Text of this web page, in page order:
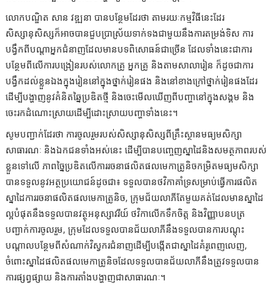
លោកបណ្ឌិត សាន វឌ្ឍនា បានបន្ថែមដែរថា តាមរយៈកម្មវិធីនេះដែរ
សិស្សានុសិស្សក៏អាចបានជួបប្រាស្រ័យទាក់ទងជាមួយនឹងការតម្រង់ទិស ការ
បង្វឹកពីបណ្តាអ្នកជំនាញដែលមានបទពិសោធន៍ជាច្រើន ដែលទាំងនេះជាការ
បន្ថែមពីលើការបង្រៀនរបស់លោកគ្រូ អ្នកគ្រូ និងតាមសាលារៀន ក៏ដូចជាការ
បង្វឹកដល់ខ្លួនឯងក្នុងរៀននៅក្នុងថ្នាក់រៀនផង និងនៅខាងក្រៅថ្នាក់រៀនផងដែរ
ដើម្បីបង្ហាញនូវគំនិតឆ្នៃប្រឌិតថ្មី និងចេះមើលឃើញពីបញ្ហានៅក្នុងសង្គម និង
ចេះរកដំណោះស្រាយដើម្បីដោះស្រាយបញ្ហាទាំងនេះ។
សូមបញ្ជាក់ដែរថា ការចូលរួមរបស់សិស្សានុសិស្សពីគ្រឹះស្ថានមធ្យមសិក្សា
សាធារណៈ និងឯកជនទាំងអស់នេះ ដើម្បីបានបញ្ចេញស្នាដៃនិងសមត្ថភាពរបស់
ខ្លួនទៅលើ ភាពច្នៃប្រឌិតលើការរចនាផលិតផលមេកាត្រូនិចកម្រិតមធ្យមសិក្សា
បានទទួលនូវអត្ថប្រយោជន៍ដូចជា៖ ទទួលបានថវិកាគាំទ្រសម្រាប់ធ្វើការផលិត
ស្នាដៃការរចនាផលិតផលមេកាត្រូនិច, ក្រុមជ័យលាភីតែមួយគត់ដែលមានស្នាដៃ
ល្អបំផុតនឹងទទួលបានវត្ថុអនុស្សាវរីយ៍ ថវិកាលើកទឹកចិត្ត និងវិញ្ញាបនបត្រ
បញ្ជាក់ការចូលរួម, ក្រុមដែលទទួលបានជ័យលាភីនឹងទទួលបានការបណ្ដុះ
បណ្ដាលបន្ថែមពីសំណាក់វិស្វករជំនាញដើម្បីបង្កើតជាស្នាដៃគំរូពេញលេញ,
ចំពោះស្នាដៃផលិតផលមេកាត្រូនិចដែលទទួលបានជ័យលាភីនឹងត្រូវទទួលបាន
ការផ្សព្វផ្សាយ និងការតាំងបង្ហាញជាសាធារណៈ។